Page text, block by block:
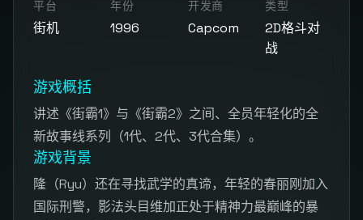
点击按钮加载游戏模拟器
平台
街机
年份
1996
开发商
Capcom
类型
2D格斗对
战
游戏概括
讲述《街霸1》与《街霸2》之间、全员年轻化的全
新故事线系列（1代、2代、3代合集）。
游戏背景
隆（Ryu）还在寻找武学的真谛，年轻的春丽刚加入
国际刑警，影法头目维加正处于精神力最巅峰的暴